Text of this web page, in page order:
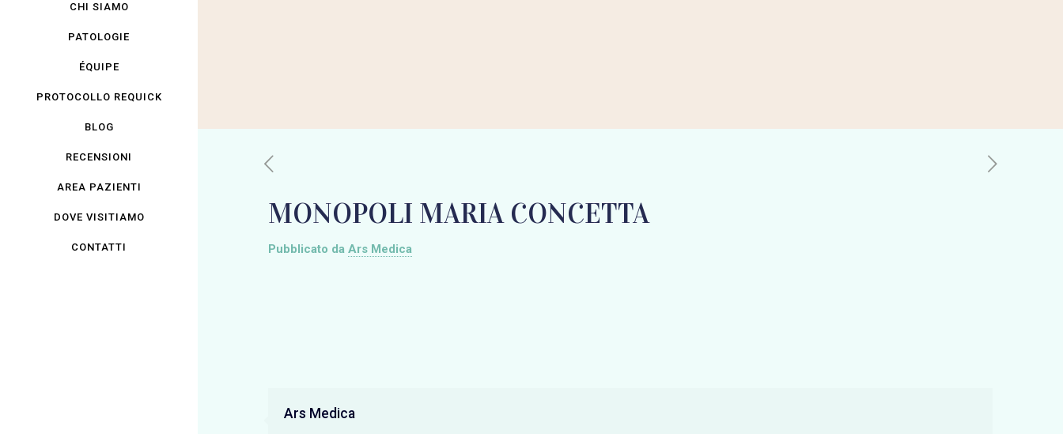
CHI SIAMO
PATOLOGIE
ÉQUIPE
PROTOCOLLO REQUICK
BLOG
RECENSIONI
AREA PAZIENTI
DOVE VISITIAMO
CONTATTI
MONOPOLI MARIA CONCETTA
Pubblicato da Ars Medica
Ars Medica